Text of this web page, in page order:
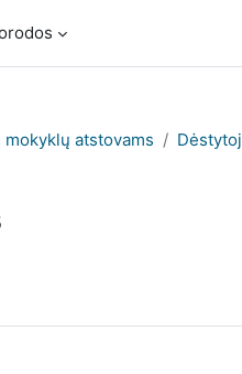
atstovams